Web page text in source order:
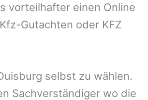
vorteilhafter einen Online
Gutachten oder KFZ
selbst zu wählen.
Sachverständiger wo die